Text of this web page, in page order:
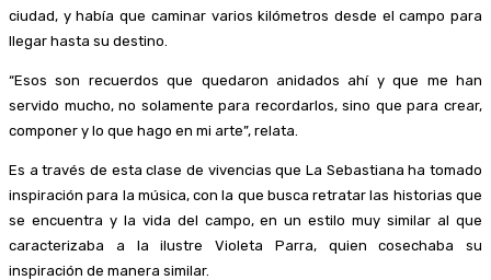
ciudad, y había que caminar varios kilómetros desde el campo para
llegar hasta su destino.
“Esos son recuerdos que quedaron anidados ahí y que me han
servido mucho, no solamente para recordarlos, sino que para crear,
componer y lo que hago en mi arte”, relata.
Es a través de esta clase de vivencias que La Sebastiana ha tomado
inspiración para la música, con la que busca retratar las historias que
se encuentra y la vida del campo, en un estilo muy similar al que
caracterizaba a la ilustre Violeta Parra, quien cosechaba su
inspiración de manera similar.